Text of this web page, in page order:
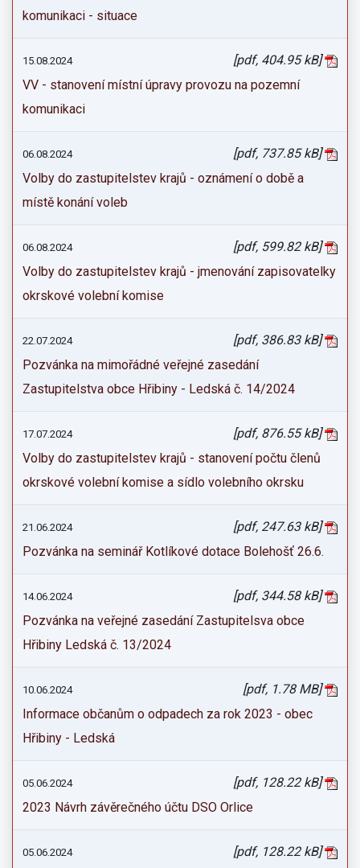
komunikaci - situace
15.08.2024
[pdf, 404.95 kB]
VV - stanovení místní úpravy provozu na pozemní
komunikaci
06.08.2024
[pdf, 737.85 kB]
Volby do zastupitelstev krajů - oznámení o době a
místě konání voleb
06.08.2024
[pdf, 599.82 kB]
Volby do zastupitelstev krajů - jmenování zapisovatelky
okrskové volební komise
22.07.2024
[pdf, 386.83 kB]
Pozvánka na mimořádné veřejné zasedání
Zastupitelstva obce Hřibiny - Ledská č. 14/2024
17.07.2024
[pdf, 876.55 kB]
Volby do zastupitelstev krajů - stanovení počtu členů
okrskové volební komise a sídlo volebního okrsku
21.06.2024
[pdf, 247.63 kB]
Pozvánka na seminář Kotlíkové dotace Bolehošť 26.6.
14.06.2024
[pdf, 344.58 kB]
Pozvánka na veřejné zasedání Zastupitelsva obce
Hřibiny Ledská č. 13/2024
10.06.2024
[pdf, 1.78 MB]
Informace občanům o odpadech za rok 2023 - obec
Hřibiny - Ledská
05.06.2024
[pdf, 128.22 kB]
2023 Návrh závěrečného účtu DSO Orlice
05.06.2024
[pdf, 128.22 kB]